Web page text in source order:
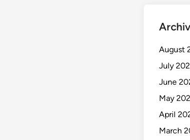
August
July
June
May
April
March